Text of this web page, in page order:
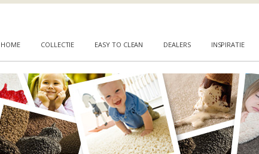
HOME COLLECTIE EASY TO CLEAN DEALERS INSPIRATIE